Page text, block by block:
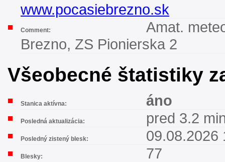
www.pocasiebrezno.sk
Comment:
Amat.
Brezno, ZS Pionierska 2
Všeobecné štatistiky
Stanica aktívna: áno
Posledná aktualizácia: pred 3.2
Posledný zistený blesk: 09.08.2026
Blesky: 77